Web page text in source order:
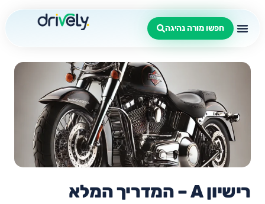
חפשו מורה נהיגה
רישיון A – המדריך המלא